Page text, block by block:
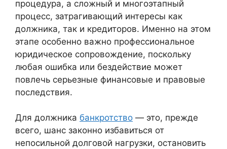
процедура, а сложный и многоэтапный
процесс, затрагивающий интересы как
должника, так и кредиторов. Именно на этом
этапе особенно важно профессиональное
юридическое сопровождение, поскольку
любая ошибка или бездействие может
повлечь серьезные финансовые и правовые
последствия.
Для должника банкротство — это, прежде
всего, шанс законно избавиться от
непосильной долговой нагрузки, остановить